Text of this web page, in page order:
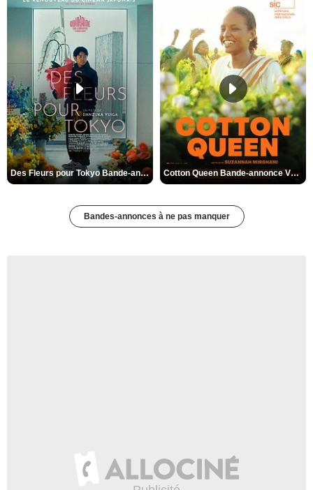
Des Fleurs pour Tokyo Bande-annonce VO STFR Cotton Queen Bande-annonce VO STFR
Bandes-annonces à ne pas manquer